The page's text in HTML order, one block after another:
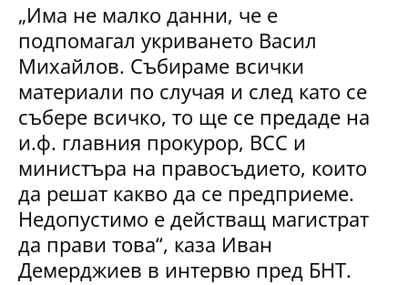
„Има не малко данни, че е
подпомагал укриването Васил
Михайлов. Събираме всички
материали по случая и след като се
събере всичко, то ще се предаде на
и.ф. главния прокурор, ВСС и
министъра на правосъдието, които
да решат какво да се предприеме.
Недопустимо е действащ магистрат
да прави това“, каза Иван
Демерджиев в интервю пред БНТ.